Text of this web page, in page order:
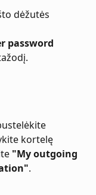
dėžutės
password
kortelę
"My outgoing
.